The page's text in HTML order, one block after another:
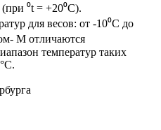
⁰t = +20⁰C).
для весов: от -10⁰C до
М отличаются
температур таких